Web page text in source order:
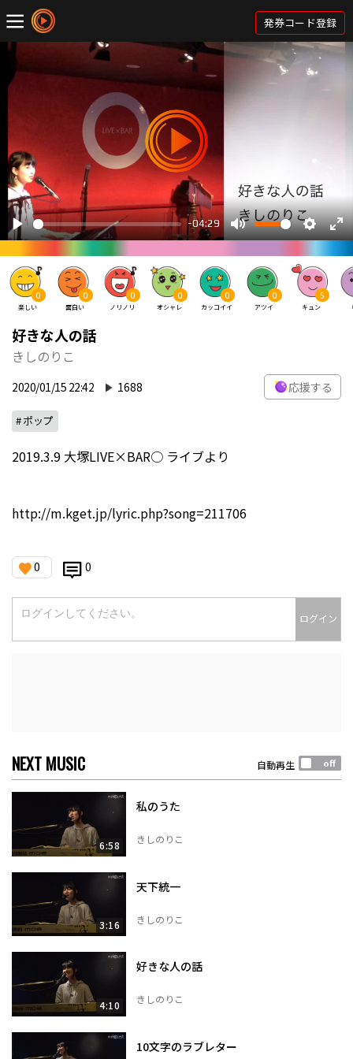
発券コード登録
0
楽しい
0
面白い
0
ノリノリ
0
オシャレ
0
カッコイイ
0
アツイ
5
キュン
好きな人の話
きしのりこ
2020/01/15 22:42 1688 応援する
# ポップ
2019.3.9 大塚LIVE×BAR○ ライブより
http://m.kget.jp/lyric.php?song=211706
0 0
ログイン
NEXT MUSIC 自動再生
6:58
私のうた
きしのりこ
3:16
天下統一
きしのりこ
4:10
好きな人の話
きしのりこ
10文字のラブレター